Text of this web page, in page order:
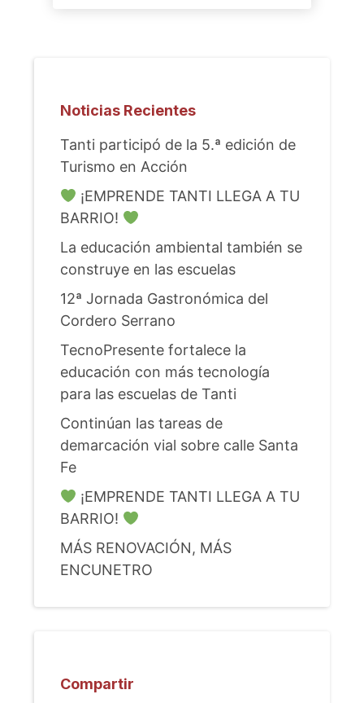
Noticias Recientes
Tanti participó de la 5.ª edición de
Turismo en Acción
¡EMPRENDE TANTI LLEGA A TU
BARRIO!
La educación ambiental también se
construye en las escuelas
12ª Jornada Gastronómica del
Cordero Serrano
TecnoPresente fortalece la
educación con más tecnología
para las escuelas de Tanti
Continúan las tareas de
demarcación vial sobre calle Santa
Fe
¡EMPRENDE TANTI LLEGA A TU
BARRIO!
MÁS RENOVACIÓN, MÁS
ENCUNETRO
Compartir